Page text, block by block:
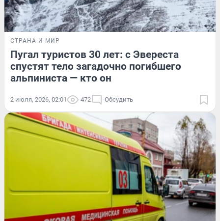
СТРАНА И МИР
Пугал туристов 30 лет: с Эвереста
спустят тело загадочно погибшего
альпиниста — кто он
2 июля, 2026, 02:01 472 Обсудить